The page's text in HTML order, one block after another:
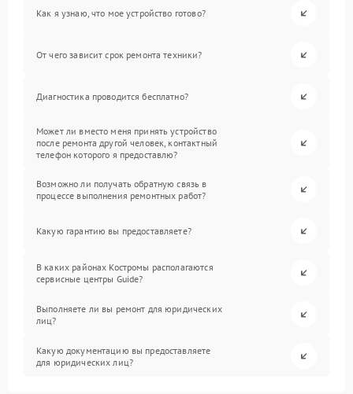
Как я узнаю, что мое устройство готово?
От чего зависит срок ремонта техники?
Диагностика проводится бесплатно?
Может ли вместо меня принять устройство
после ремонта другой человек, контактный
телефон которого я предоставлю?
Возможно ли получать обратную связь в
процессе выполнения ремонтных работ?
Какую гарантию вы предоставляете?
В каких районах Костромы располагаются
сервисные центры Guide?
Выполняете ли вы ремонт для юридических
лиц?
Какую документацию вы предоставляете
для юридических лиц?